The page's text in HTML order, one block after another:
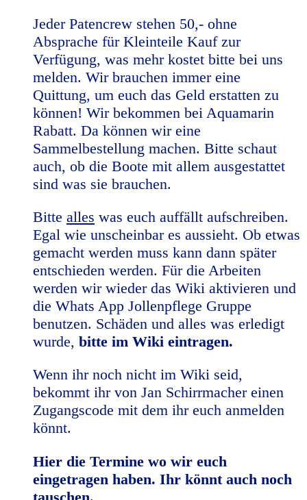
Jeder Patencrew stehen 50,- ohne
Absprache für Kleinteile Kauf zur
Verfügung, was mehr kostet bitte bei uns
melden. Wir brauchen immer eine
Quittung, um euch das Geld erstatten zu
können! Wir bekommen bei Aquamarin
Rabatt. Da können wir eine
Sammelbestellung machen. Bitte schaut
auch, ob die Boote mit allem ausgestattet
sind was sie brauchen.
Bitte alles was euch auffällt aufschreiben.
Egal wie unscheinbar es aussieht. Ob etwas
gemacht werden muss kann dann später
entschieden werden. Für die Arbeiten
werden wir wieder das Wiki aktivieren und
die Whats App Jollenpflege Gruppe
benutzen. Schäden und alles was erledigt
wurde, bitte im Wiki eintragen.
Wenn ihr noch nicht im Wiki seid,
bekommt ihr von Jan Schirrmacher einen
Zugangscode mit dem ihr euch anmelden
könnt.
Hier die Termine wo wir euch
eingetragen haben. Ihr könnt auch noch